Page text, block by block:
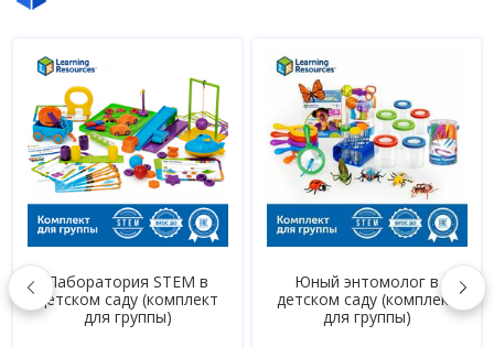
Юный энтомолог в
детском саду (комплект
для группы)
Академия математики с
соединяющимися
кубиками в детском саду
(комплект для группы)